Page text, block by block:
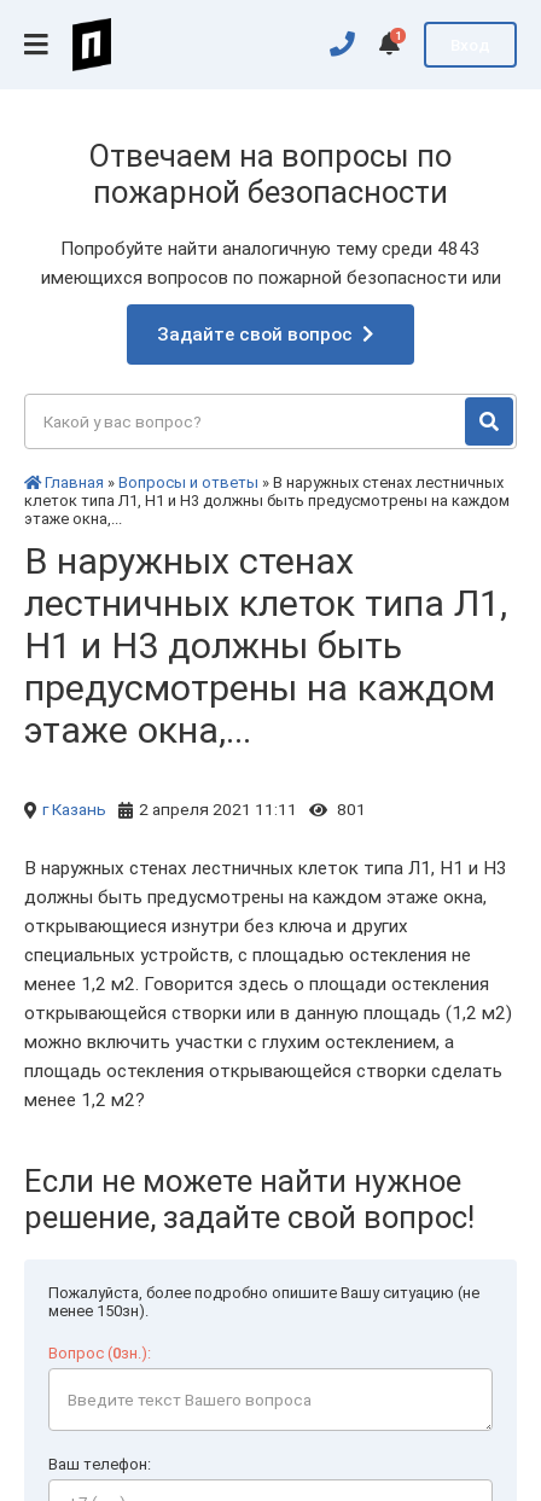
1
Отвечаем на вопросы по
пожарной безопасности
Попробуйте найти аналогичную тему среди 4843
имеющихся вопросов по пожарной безопасности или
Задайте свой вопрос
Главная » Вопросы и ответы » В наружных стенах лестничных
клеток типа Л1, H1 и Н3 должны быть предусмотрены на каждом
этаже окна,...
В наружных стенах
лестничных клеток типа Л1,
H1 и Н3 должны быть
предусмотрены на каждом
этаже окна,...
г Казань 2 апреля 2021 11:11 801
В наружных стенах лестничных клеток типа Л1, H1 и Н3
должны быть предусмотрены на каждом этаже окна,
открывающиеся изнутри без ключа и других
специальных устройств, с площадью остекления не
менее 1,2 м2. Говорится здесь о площади остекления
открывающейся створки или в данную площадь (1,2 м2)
можно включить участки с глухим остеклением, а
площадь остекления открывающейся створки сделать
менее 1,2 м2?
Если не можете найти нужное
решение, задайте свой вопрос!
Пожалуйста, более подробно опишите Вашу ситуацию (не
менее 150зн).
Вопрос (0зн.):
Ваш телефон: